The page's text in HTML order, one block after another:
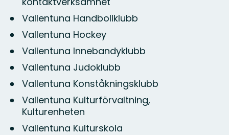
Vallentuna Handbollklubb
Vallentuna Hockey
Vallentuna Innebandyklubb
Vallentuna Judoklubb
Vallentuna Konståkningsklubb
Vallentuna Kulturförvaltning,
Kulturenheten
Vallentuna Kulturskola